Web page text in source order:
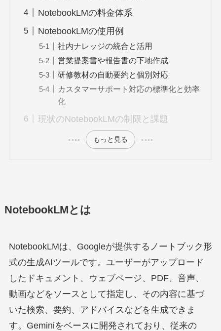
NotebookLMの料金体系
NotebookLMの使用例
社内ナレッジの統合と活用
営業提案書や報告書の下地作成
研修教材の自動要約と個別対応
カスタマーサポート対応の標準化と効率
化
現状のNotebookLMの制限と課題
もっと見る
NotebookLMとは
NotebookLMは、Googleが提供するノートブック形
式の生成AIツールです。ユーザーがアップロード
したドキュメント、ウェブページ、PDF、音声、
動画などをソースとして指定し、その内容に基づ
いた検索、要約、アドバイスなどを生成できま
す。Geminiをベースに開発されており、従来の